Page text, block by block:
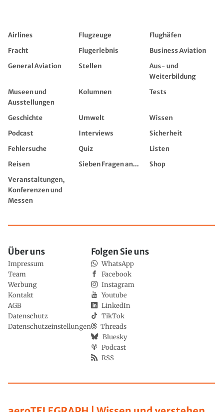
Airlines Flugzeuge
Flughäfen
Fracht
Flugerlebnis
Business Aviation
General Aviation
Stellen
Aus- und
Weiterbildung
Museen und
Ausstellungen
Kolumnen Tests
Geschichte Umwelt
Wissen
Podcast
Interviews
Sicherheit
Fehlersuche
Quiz
Listen
Reisen
Sieben Fragen an...
Shop
Veranstaltungen,
Konferenzen und
Messen
Über uns
Impressum
Team
Werbung
Kontakt
AGB
Datenschutz
Datenschutzeinstellungen
Folgen Sie uns
WhatsApp
Facebook
Instagram
Youtube
LinkedIn
TikTok
Threads
Bluesky
Podcast
RSS